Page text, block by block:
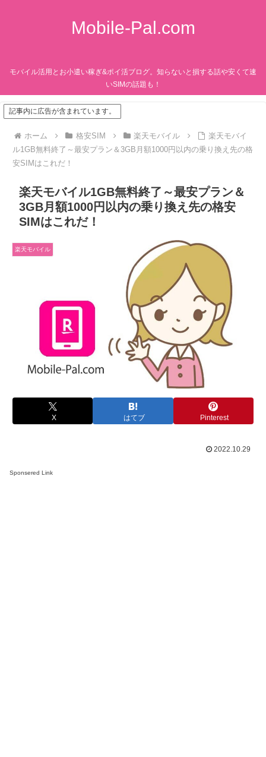
Mobile-Pal.com
モバイル活用とお小遣い稼ぎ&ポイ活ブログ。知らないと損する話や安くて速
いSIMの話題も！
記事内に広告が含まれています。
ホーム 格安SIM 楽天モバイル
楽天モバイ
ル1GB無料終了～最安プラン＆3GB月額1000円以内の乗り換え先の格
安SIMはこれだ！
楽天モバイル1GB無料終了～最安プラン＆
3GB月額1000円以内の乗り換え先の格安
SIMはこれだ！
楽天モバイル
X はてブ Pinterest
2022.10.29
Sponsered Link